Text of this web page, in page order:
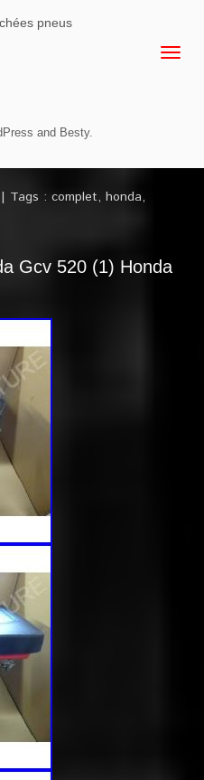
pneus
and Besty.
Tags : complet, honda,
Gcv 520 (1) Honda